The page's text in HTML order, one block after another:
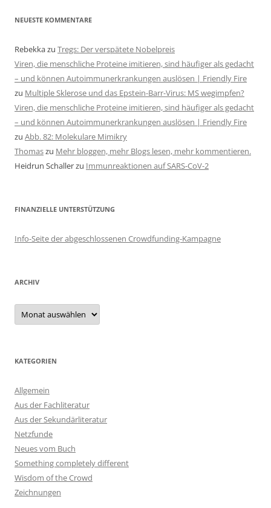
NEUESTE KOMMENTARE
Rebekkazu Tregs: Der verspätete Nobelpreis
Viren, die menschliche Proteine imitieren, sind häufiger als gedacht
– und können Autoimmunerkrankungen auslösen | Friendly Fire
zu Multiple Sklerose und das Epstein-Barr-Virus: MS wegimpfen?
Viren, die menschliche Proteine imitieren, sind häufiger als gedacht
– und können Autoimmunerkrankungen auslösen | Friendly Fire
zu Abb. 82: Molekulare Mimikry
Thomaszu Mehr bloggen, mehr Blogs lesen, mehr kommentieren.
Heidrun Schallerzu Immunreaktionen auf SARS-CoV-2
FINANZIELLE UNTERSTÜTZUNG
Info-Seite der abgeschlossenen Crowdfunding-Kampagne
ARCHIV
Archiv
KATEGORIEN
Allgemein
Aus der Fachliteratur
Aus der Sekundärliteratur
Netzfunde
Neues vom Buch
Something completely different
Wisdom of the Crowd
Zeichnungen